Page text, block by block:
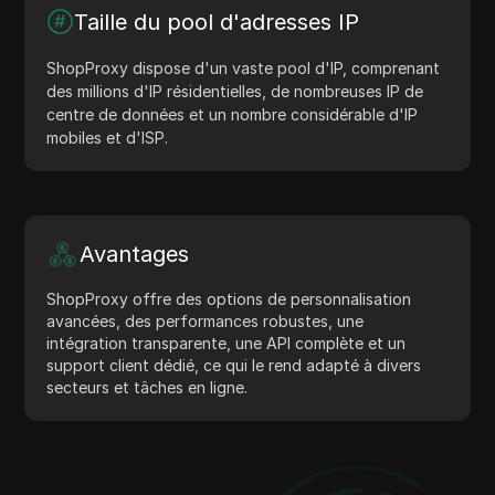
Taille du pool d'adresses IP
ShopProxy dispose d'un vaste pool d'IP, comprenant
des millions d'IP résidentielles, de nombreuses IP de
centre de données et un nombre considérable d'IP
mobiles et d'ISP.
Avantages
ShopProxy offre des options de personnalisation
avancées, des performances robustes, une
intégration transparente, une API complète et un
support client dédié, ce qui le rend adapté à divers
secteurs et tâches en ligne.